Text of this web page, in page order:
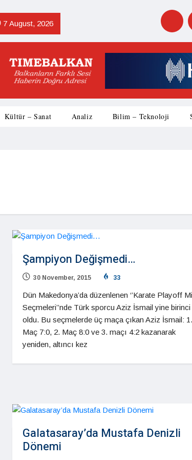
7 August, 2026
Kültür – Sanat Analiz Bilim – Teknoloji
Şampiyon Değişmedi…
30 November, 2015 33
Dün Makedonya’da düzenlenen ‘’Karate Playoff
Seçmeleri’’nde Türk sporcu Aziz İsmail yine birinci
oldu. Bu seçmelerde üç maça çıkan Aziz İsmail: 1.
Maç 7:0, 2. Maç 8:0 ve 3. maçı 4:2 kazanarak
yeniden, altıncı kez
Galatasaray’da Mustafa Denizli
Dönemi